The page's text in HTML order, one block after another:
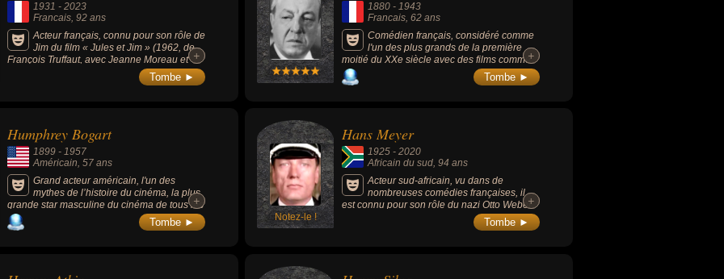
1931 - 2023
Francais, 92 ans
Acteur français, connu pour son rôle de
Jim du film « Jules et Jim » (1962, de
François Truffaut, avec Jeanne Moreau et +
+
Tombe ►
1880 -1943
Francais, 62 ans
Comédien français, considéré comme
l'un des plus grands de la première
moitié du XXe siècle avec des films comme
Poil de carotte (1932), Les Misérables
(1934), Le Golem (1936), Un grand amour
+
+
Tombe ►
Humphrey Bogart
1899 - 1957
Américain, 57 ans
Grand acteur américain, l'un des
mythes de l’histoire du cinéma, la plus
grande star masculine du cinéma de tous les
temps selon l'AFI, oscar du meilleur acteur
pour son rôle dans L'Odyssée de l'African
+
+
Tombe ► Notez-le !
Hans Meyer
1925 -2020
Africain du sud, 94 ans
Acteur sud-africain, vu dans de
nombreuses comédies françaises, il
est connu pour son rôle du nazi Otto Weber
dans le film « La Grande vadrouille » (1966,
comédie, avec Louis de Funès et Bourvil).
+
+
Tombe ►